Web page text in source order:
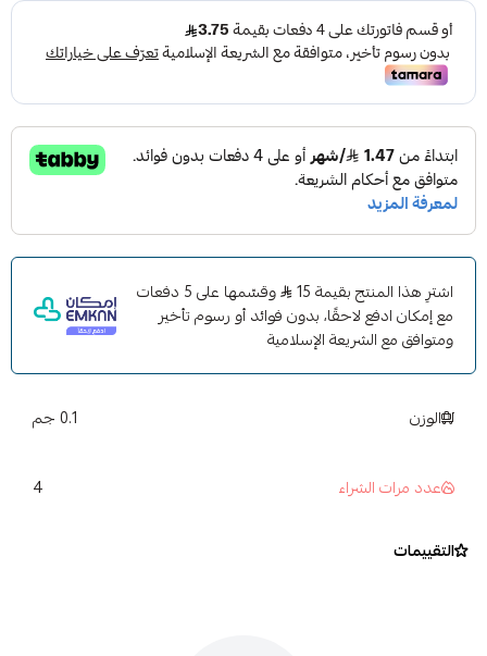
اشترِ هذا المنتج بقيمة 15
وقسّمها على 5 دفعات
مع إمكان ادفع لاحقًا، بدون فوائد أو رسوم تأخير
ومتوافق مع الشريعة الإسلامية
الوزن 0.1 جم
عدد مرات الشراء 4
التقييمات